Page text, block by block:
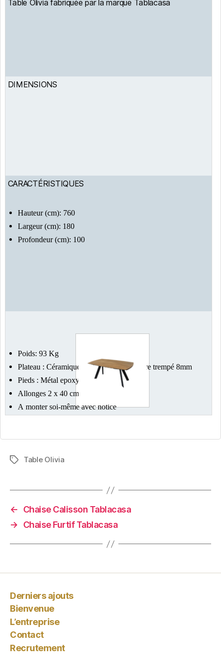
Table Olivia fabriquée par la marque Tablacasa
DIMENSIONS
Hauteur (cm): 760
Largeur (cm): 180
Profondeur (cm): 100
CARACTÉRISTIQUES
Poids: 93 Kg
Plateau : Céramique marbre 4mm sur verre trempé 8mm
Pieds : Métal epoxy noir poudré
Allonges 2 x 40 cm
A monter soi-même avec notice
Couleur marron
Étiquettes
Table Olivia
←
Chaise Calisson Tablacasa
→
Chaise Furtif Tablacasa
Derniers ajouts
Bienvenue
L’entreprise
Contact
Recrutement